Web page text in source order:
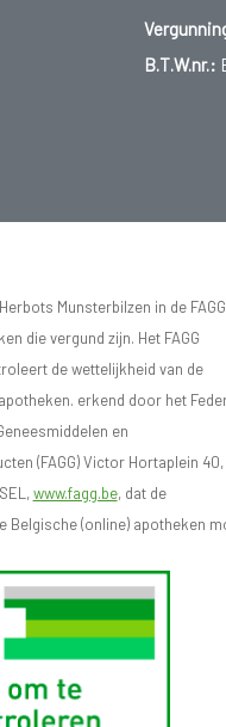
B.T.W.nr.:
Munsterbilzen in de FAGG
die vergund zijn. Het FAGG
de wettelijkheid van de
erkend door het
en
(FAGG) Victor Hortaplein 40,
www.fagg.be, dat de
Belgische (online) apotheken